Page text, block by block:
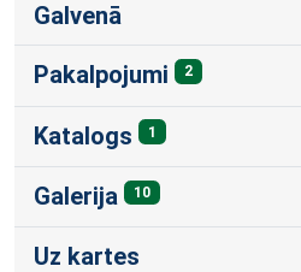
Galvenā
Pakalpojumi 2
Katalogs 1
Galerija 10
Uz kartes